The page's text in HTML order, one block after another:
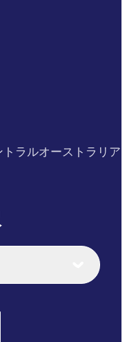
ラルオーストラリア